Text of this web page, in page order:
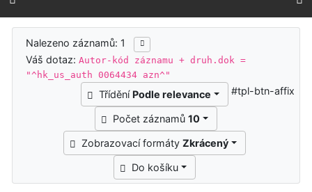
Výsledky vyhledávání
Nalezeno záznamů: 1
Váš dotaz:Autor-kód záznamu + druh.dok =
"^hk_us_auth 0064434 azn^"
Třídění Podle relevance
Počet záznamů 10
Zobrazovací formáty Zkrácený
Do košíku
#tpl-btn-affix